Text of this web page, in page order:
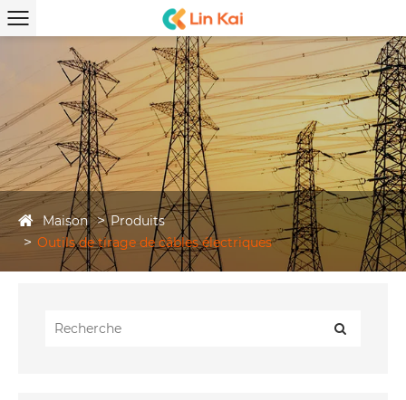
Maison
Produits
Outils de tirage de câbles électriques